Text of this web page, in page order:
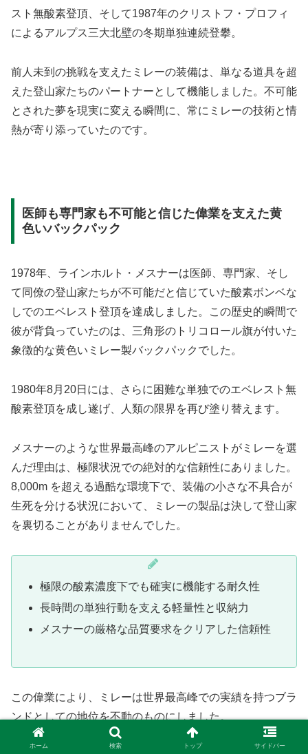
スト無酸素登頂、そして1987年のクリストフ・プロフィ
によるアルプス三大北壁の冬期単独連続登攀。
前人未到の挑戦を支えたミレーの装備は、単なる道具を超
えた登山家たちのパートナーとして機能しました。不可能
とされた夢を現実に変える瞬間に、常にミレーの技術と情
熱が寄り添っていたのです。
医師も専門家も不可能と信じた偉業を支えた黄
色いバックパック
1978年、ラインホルト・メスナーは医師、専門家、そし
て同僚の登山家たちが不可能だと信じていた酸素ボンベな
しでのエベレスト登頂を達成しました。この歴史的瞬間で
彼が背負っていたのは、三角形のトリコロール旗が付いた
象徴的な黄色いミレー製バックパックでした。
1980年8月20日には、さらに困難な単独でのエベレスト無
酸素登頂を成し遂げ、人類の限界を再び塗り替えます。
メスナーのような世界最高峰のアルピニストがミレーを選
んだ理由は、極限状況での絶対的な信頼性にありました。
8,000m を超える過酷な環境下で、装備の小さな不具合が
生死を分ける状況において、ミレーの製品は決して登山家
を裏切ることがありませんでした。
極限の酸素濃度下でも確実に機能する耐久性
長時間の単独行動を支える軽量性と収納力
メスナーの厳格な品質要求をクリアした信頼性
この偉業により、ミレーは世界最高峰での実績を持つブラ
ンドとしての地位を不動のものにしました。
ホーム 検索 トップ サイドバー